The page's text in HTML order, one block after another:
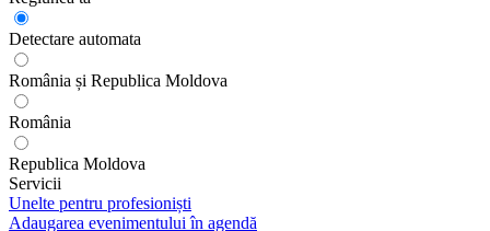
Detectare automata
România și Republica Moldova
România
Republica Moldova
Servicii
Unelte pentru profesioniști
Adaugarea evenimentului în agendă